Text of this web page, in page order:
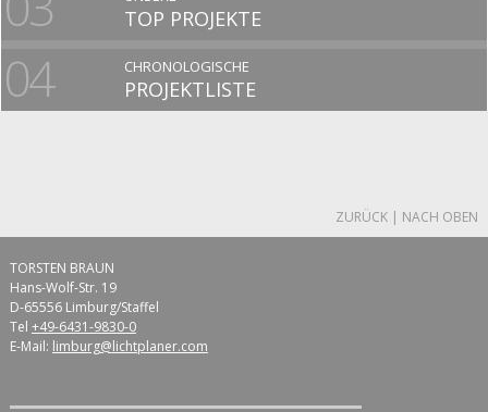
TOP PROJEKTE
04 CHRONOLOGISCHE
PROJEKTLISTE
ZURÜCK | NACH OBEN
TORSTEN BRAUN
Hans-Wolf-Str. 19
D-65556 Limburg/Staffel
Tel +49-6431-9830-0
E-Mail: limburg@lichtplaner.com